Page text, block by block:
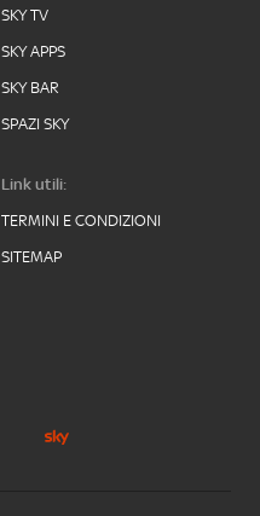
SKY TV
SKY APPS
SKY BAR
SPAZI SKY
Link utili:
TERMINI E CONDIZIONI
SITEMAP